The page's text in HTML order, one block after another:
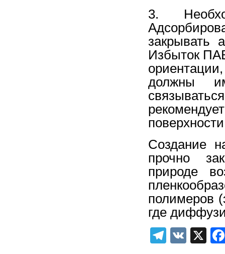
3.
закрывать
Избыток
должны
Создание
прочно
природе
полимеров
где
VK X